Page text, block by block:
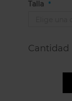
Talla
Cantidad